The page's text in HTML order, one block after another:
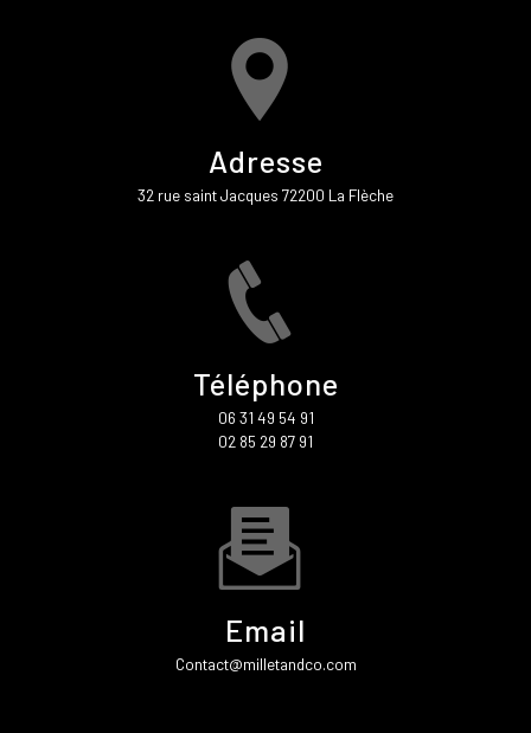
Adresse
32 rue saint Jacques 72200 La Flèche
Téléphone
06 31 49 54 91
02 85 29 87 91
Email
contact@milletandco.com